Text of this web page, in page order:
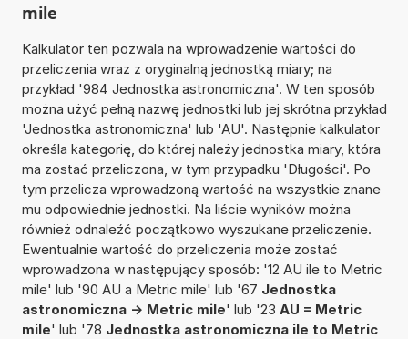
mile
Kalkulator ten pozwala na wprowadzenie wartości do
przeliczenia wraz z oryginalną jednostką miary; na
przykład '984 Jednostka astronomiczna'. W ten sposób
można użyć pełną nazwę jednostki lub jej skrótna przykład
'Jednostka astronomiczna' lub 'AU'. Następnie kalkulator
określa kategorię, do której należy jednostka miary, która
ma zostać przeliczona, w tym przypadku 'Długości'. Po
tym przelicza wprowadzoną wartość na wszystkie znane
mu odpowiednie jednostki. Na liście wyników można
również odnaleźć początkowo wyszukane przeliczenie.
Ewentualnie wartość do przeliczenia może zostać
wprowadzona w następujący sposób: '12 AU ile to Metric
mile' lub '90 AU a Metric mile' lub '67 Jednostka
astronomiczna -> Metric mile' lub '23 AU = Metric
mile' lub '78 Jednostka astronomiczna ile to Metric